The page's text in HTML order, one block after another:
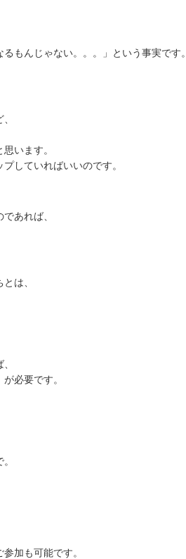
るもんじゃない。。。」という事実です。
います。
していればいいのです。
あれば、
は、
必要です。
加も可能です。